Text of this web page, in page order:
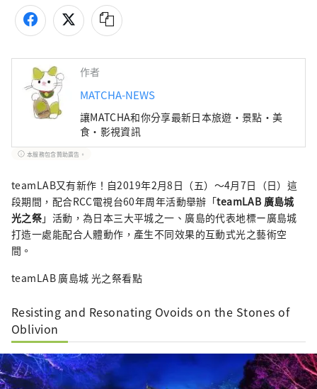
作者
MATCHA-NEWS
讓MATCHA和你分享最新日本旅遊・景點・美
食・影視資訊
本服務包含贊助廣告。
teamLAB又有新作！自2019年2月8日（五）～4月7日（日）這
段期間，配合RCC電視台60年周年活動舉辦「teamLAB 廣島城
光之祭」活動，為日本三大平城之一、廣島的代表地標ー廣島城
打造一處能配合人體動作，產生不同效果的互動式光之藝術空
間。
teamLAB 廣島城 光之祭看點
Resisting and Resonating Ovoids on the Stones of
Oblivion